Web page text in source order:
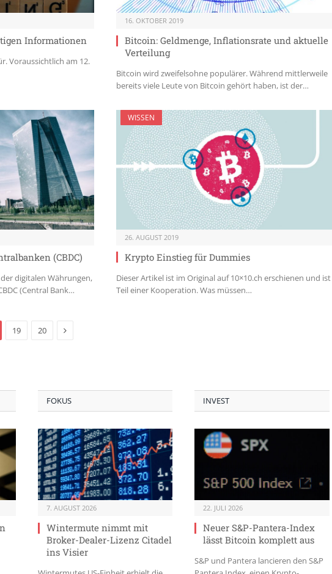
Informationen
Voraussichtlich am 12.
16. OKTOBER 2019
Bitcoin: Geldmenge, Inflationsrate und aktuelle
Verteilung
Bitcoin wird zweifelsohne populärer. Während mittlerweile
bereits viele Leute von Bitcoin gehört haben, ist der…
(CBDC)
digitalen Währungen,
(Central Bank…
WISSEN
26. AUGUST 2019
Krypto Einstieg für Dummies
Dieser Artikel ist im Original auf 10×10.ch erschienen und ist
Teil einer Kooperation. Was müssen…
19 20 Next
FOKUS
7. AUGUST 2026
Wintermute nimmt mit
Broker-Dealer-Lizenz Citadel
ins Visier
INVEST
22. JULI 2026
Neuer S&P-Pantera-Index
lässt Bitcoin komplett aus
S&P und Pantera lancieren den S&P